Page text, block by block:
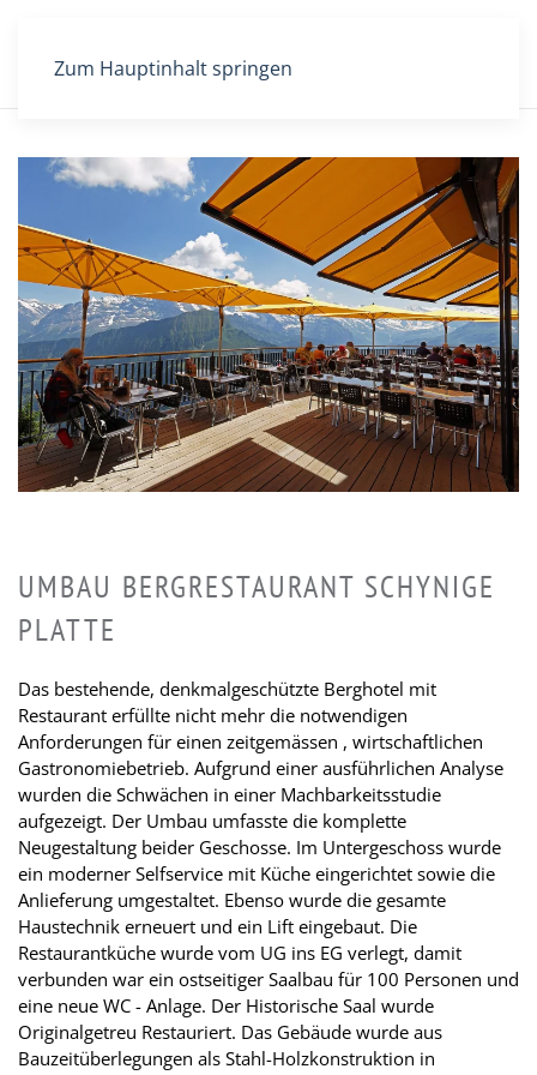
Zum Hauptinhalt springen
UMBAU BERGRESTAURANT SCHYNIGE
PLATTE
Das bestehende, denkmalgeschützte Berghotel mit
Restaurant erfüllte nicht mehr die notwendigen
Anforderungen für einen zeitgemässen , wirtschaftlichen
Gastronomiebetrieb. Aufgrund einer ausführlichen Analyse
wurden die Schwächen in einer Machbarkeitsstudie
aufgezeigt. Der Umbau umfasste die komplette
Neugestaltung beider Geschosse. Im Untergeschoss wurde
ein moderner Selfservice mit Küche eingerichtet sowie die
Anlieferung umgestaltet. Ebenso wurde die gesamte
Haustechnik erneuert und ein Lift eingebaut. Die
Restaurantküche wurde vom UG ins EG verlegt, damit
verbunden war ein ostseitiger Saalbau für 100 Personen und
eine neue WC - Anlage. Der Historische Saal wurde
Originalgetreu Restauriert. Das Gebäude wurde aus
Bauzeitüberlegungen als Stahl-Holzkonstruktion in